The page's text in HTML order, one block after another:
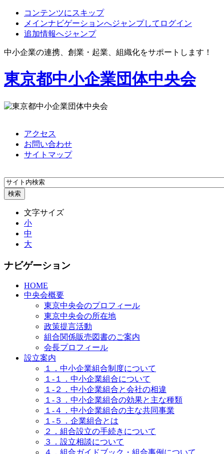
コンテンツにスキップ
メインナビゲーションへジャンプしてログイン
追加情報へジャンプ
中小企業の連携、創業・起業、組織化をサポートします！
東京都中小企業団体中央会
アクセス
お問い合わせ
サイトマップ
文字サイズ
小
中
大
ナビゲーション
HOME
中央会概要
東京中央会のプロフィール
東京中央会の所在地
政策提言活動
組合関係販売図書のご案内
会長プロフィール
設立案内
１．中小企業組合制度について
１-１．中小企業組合について
１-２．中小企業組合と会社の相違
１-３．中小企業組合の効果と主な種類
１-４．中小企業組合の主な共同事業
１-５．企業組合とは
２．組合設立の手続きについて
３．設立相談について